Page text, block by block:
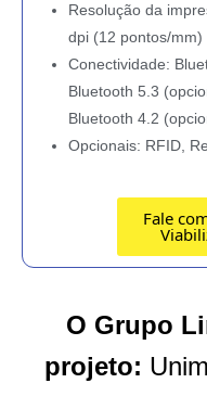
Resolução da
dpi (12 pontos/mm)
Conectividade:
Bluetooth 5.3
Bluetooth 4.2
Opcionais: RFID,
Fale
O Grupo
projeto: